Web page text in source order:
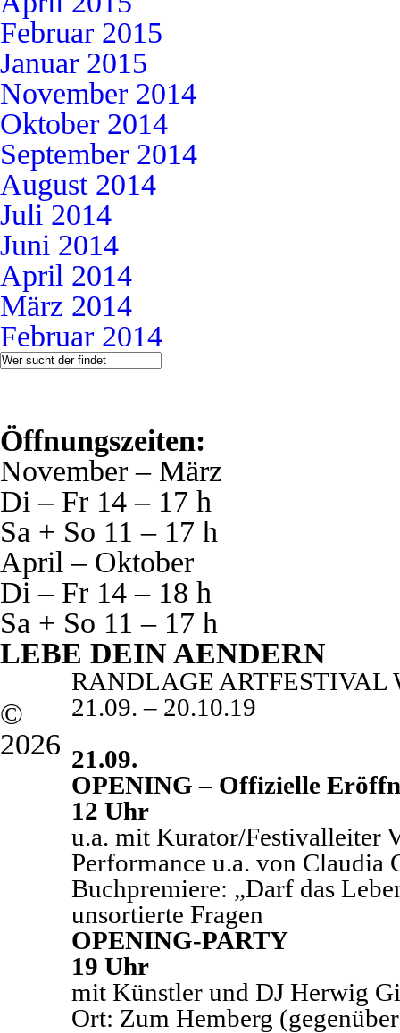
Februar 2015
Januar 2015
November 2014
Oktober 2014
September 2014
August 2014
Juli 2014
Juni 2014
April 2014
März 2014
Februar 2014
Öffnungszeiten:
November – März
Di – Fr 14 – 17 h
Sa + So 11 – 17 h
April – Oktober
Di – Fr 14 – 18 h
Sa + So 11 – 17 h
LEBE DEIN AENDERN
RANDLAGE ARTFESTIVAL
21.09. – 20.10.19
21.09.
OPENING – Offizielle
12 Uhr
u.a. mit Kurator/Festivalleiter
Performance u.a. von Claudia
Buchpremiere: „Darf das
unsortierte Fragen
OPENING-PARTY
19 Uhr
mit Künstler und DJ Herwig
Ort: Zum Hemberg
©
2026